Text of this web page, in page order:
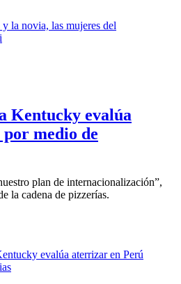
Kentucky evalúa
medio de
plan de internacionalización”,
la cadena de pizzerías.